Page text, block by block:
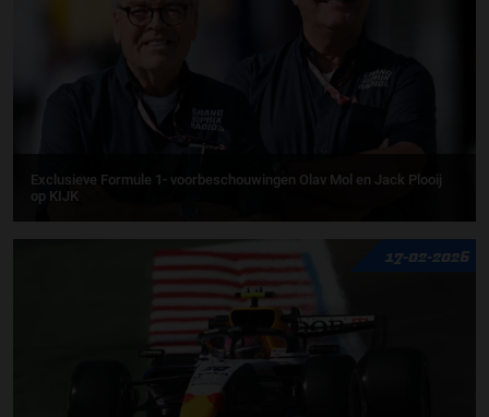
Exclusieve Formule 1- voorbeschouwingen Olav Mol en Jack Plooij
op KIJK
17-02-2026